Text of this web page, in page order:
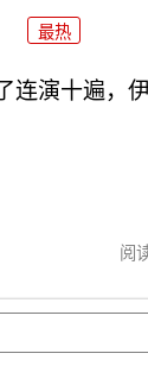
最热
连演十遍，
阅
！特高课卷